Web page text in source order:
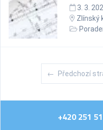
3. 3.
Zlínský
← Předchozí
+420 251